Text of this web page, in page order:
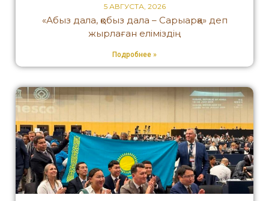
5 АВГУСТА, 2026
«Абыз дала, қобыз дала – Сарыарқа» деп
жырлаған еліміздің
Подробнее »